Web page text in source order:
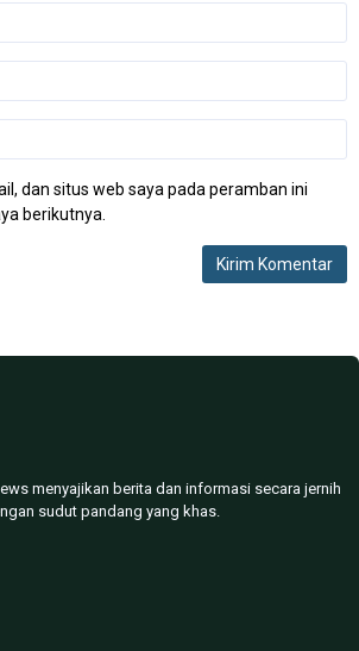
dan situs web saya pada peramban ini
berikutnya.
menyajikan berita dan informasi secara jernih
sudut pandang yang khas.